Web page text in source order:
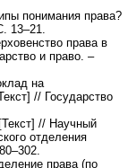
понимания права?
13–21.
права в
и право. –
на
// Государство
// Научный
отделения
права (по